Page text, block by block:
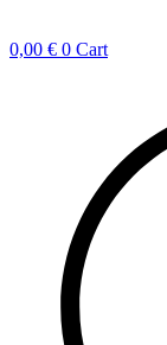
0,00 € 0 Cart